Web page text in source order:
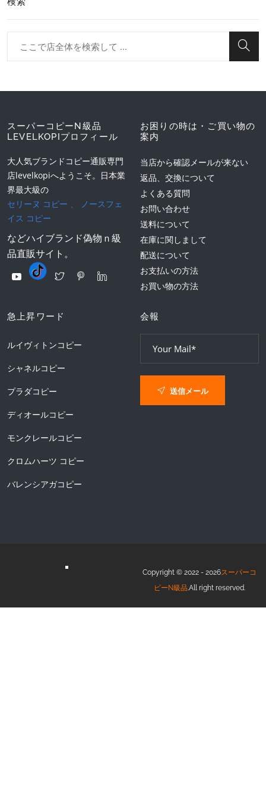
スーパーコピーN級品
LEVELKOPIプロフィール
大人気ブランドコピー通販専門
店levelkopiへようこそ。日本業
界最大級の
セリーヌ コピー
ノースフェ
イス コピー
などハイブランド偽物ｎ級
品直販サイト。
お困りの時は・ご買い物の
案内
当店から確認メールが来ない
返品、交換について
よくある質問
お問い合わせ
送料について
在庫に関しまして
配送について
お支払いの方法
お買い物の方法
急上昇ワード
ルイヴィトンコピー
シャネルコピー
プラダコピー
ディオールコピー
モンクレールコピー
クロムハーツ コピー
バレンシアガコピー
会報
送信メール
Copyright © 2022 - 2026スーパーコ
ピーN級品.All right reserved.